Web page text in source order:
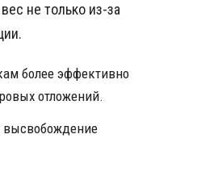
не только из-за
более эффективно
отложений.
высвобождение